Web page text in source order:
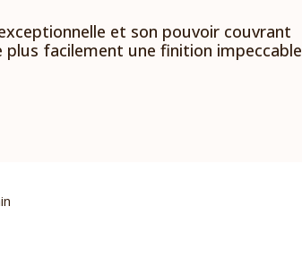
et son pouvoir couvrant
facilement une finition impeccable